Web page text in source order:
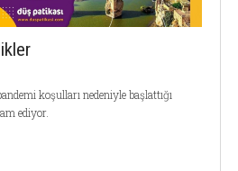
koşulları nedeniyle başlattığı
ediyor.